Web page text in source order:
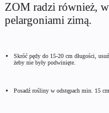
ZOM radzi również,
pelargoniami zimą.
Skróć pędy do 15-20 cm długości,
żeby nie były podwinięte.
Posadź rośliny w odstępach min. 15